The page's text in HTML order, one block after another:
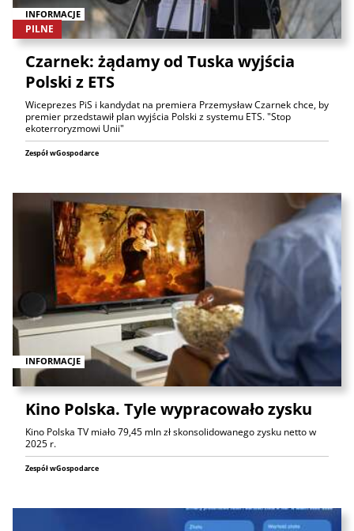
INFORMACJE
PILNE
Czarnek: żądamy od Tuska wyjścia
Polski z ETS
Wiceprezes PiS i kandydat na premiera Przemysław Czarnek chce, by
premier przedstawił plan wyjścia Polski z systemu ETS. "Stop
ekoterroryzmowi Unii"
Zespół wGospodarce
INFORMACJE
Kino Polska. Tyle wypracowało zysku
Kino Polska TV miało 79,45 mln zł skonsolidowanego zysku netto w
2025 r.
Zespół wGospodarce